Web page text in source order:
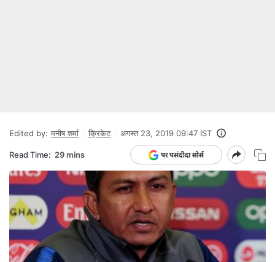
Edited by: मनीष शर्मा क्रिकेट अगस्त 23, 2019 09:47 IST
Read Time: 29 mins